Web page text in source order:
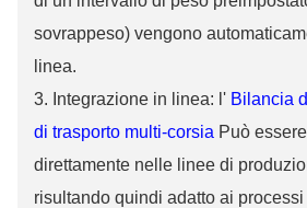
sovrappeso) vengono
linea.
3. Integrazione in linea: l' Bilancia
di trasporto multi-corsia Può
direttamente nelle linee di
risultando quindi adatto ai processi